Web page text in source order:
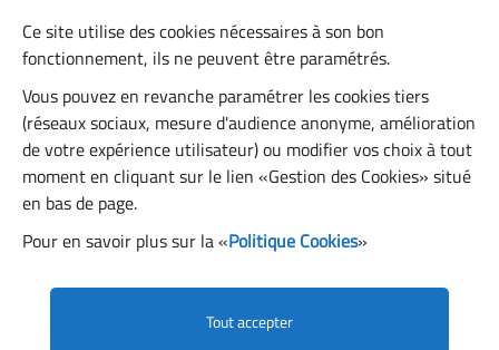
Samedi : 08:30 à 12:00
Dimanche : fermé
Restons connectés
S’abonner à la newsletter
FacebookInstagram
YouTubeLinkedIn
Accessibilité
Ce site utilise des cookies nécessaires à son bon
fonctionnement, ils ne peuvent être paramétrés.
Vous pouvez en revanche paramétrer les cookies tiers
(réseaux sociaux, mesure d'audience anonyme, amélioration
de votre expérience utilisateur) ou modifier vos choix à tout
moment en cliquant sur le lien «Gestion des Cookies» situé
en bas de page.
Pour en savoir plus sur la «Politique Cookies»
Tout accepter